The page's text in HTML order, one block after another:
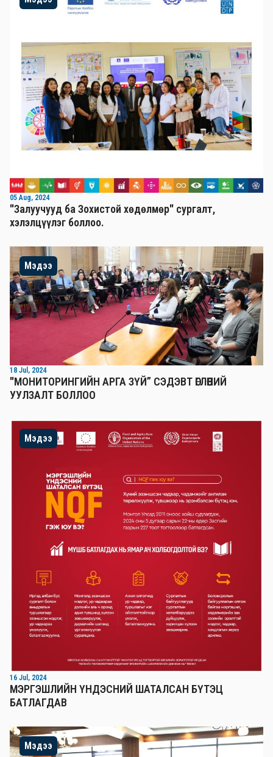
05 Aug, 2024
"Залуучууд ба Зохистой хөдөлмөр" сургалт,
хэлэлцүүлэг боллоо.
Мэдээ
18 Jul, 2024
"МОНИТОРИНГИЙН АРГА ЗҮЙ” СЭДЭВТ ӨГЛӨӨНИЙ
УУЛЗАЛТ БОЛЛОО
Мэдээ
16 Jul, 2024
МЭРГЭШЛИЙН ҮНДЭСНИЙ ШАТАЛСАН БҮТЭЦ
БАТЛАГДАВ
Мэдээ